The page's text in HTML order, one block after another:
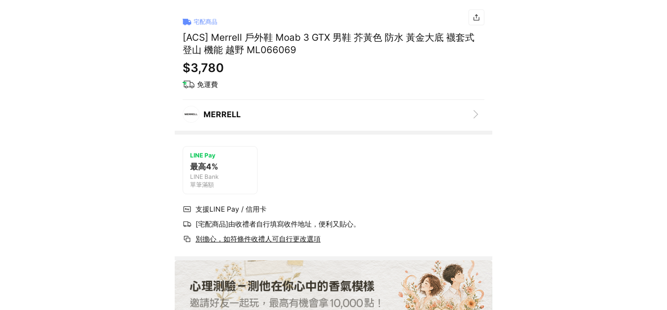
宅配商品
[ACS] Merrell 戶外鞋 Moab 3 GTX 男鞋 芥黃色 防水 黃金大底 襪套式
登山 機能 越野 ML066069
$3,780
免運費
MERRELL
LINE Pay
最高4%
LINE Bank
單筆滿額
支援LINE Pay / 信用卡
[宅配商品]由收禮者自行填寫收件地址，便利又貼心。
別擔心，如符條件收禮人可自行更改選項